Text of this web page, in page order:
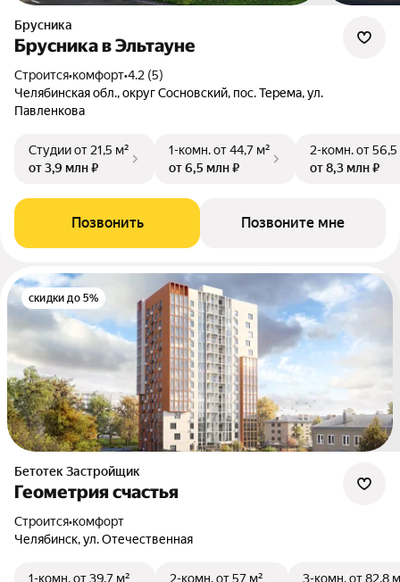
Брусника
Брусника в Эльтауне
Строится•комфорт•4.2 (5)
Челябинская обл., округ Сосновский, пос. Терема, ул.
Павленкова
Студииот 21,5 м²
от 3,9 млн ₽
1-комн.от 44,7 м²
от 6,5 млн ₽
2-комн.от 56,5
от 8,3 млн ₽
Позвонить Позвоните мне
скидки до 5%
Бетотек Застройщик
Геометрия счастья
Строится•комфорт
Челябинск, ул. Отечественная
1-комн.от 39,7 м² 2-комн.от 57 м² 3-комн.от 82,8